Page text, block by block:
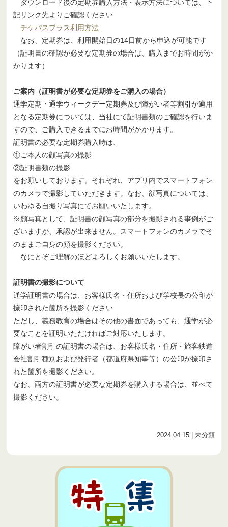
ダウンロード後の定期券購入方法・表示方法については、下
記リンク先よりご確認ください
チケパスプラス利用方法
なお、定期券は、利用開始日の14日前から申込が可能です
（証明書の確認が必要な定期券の場合は、購入までお時間がか
かります）
ご案内（証明書が必要な定期券をご購入の場合）
通学定期・通学ウィークデー定期券及び障がい者等割引が適用
となる定期券については、当社にて証明書類のご確認を行いま
すので、ご購入できるまでにお時間がかかります。
証明書の必要な定期券購入時は、
①ご本人の顔写真の撮影
②証明書類の撮影
をお願いしております。それぞれ、アプリ内でスマートフォン
のカメラで撮影していただきます。なお、顔写真については、
いわゆる自撮り写真にてお願いいたします。
※顔写真として、証明書の顔写真の部分を撮影される事例がご
ざいますが、承認が出来ません。スマートフォンのカメラでそ
のままご自身の顔を撮影ください。
なにとぞご理解のほどよろしくお願いいたします。
証明書の撮影について
通学証明書の場合は、お客様氏名・住所および学校長の公印が
捺印された箇所を撮影ください
ただし、義務教育の場合はその他の書面であっても、通学が必
要なことを証明いただければご対応いたします。
障がい者割引の証明書の場合は、お客様氏名・住所・旅客鉄道
会社割引種別および発行者（都道府県知事等）の公印が捺印さ
れた箇所を撮影ください。
なお、両方の証明書が必要な定期券を購入する場合は、並べて
撮影ください。
2024.04.15| 未分類